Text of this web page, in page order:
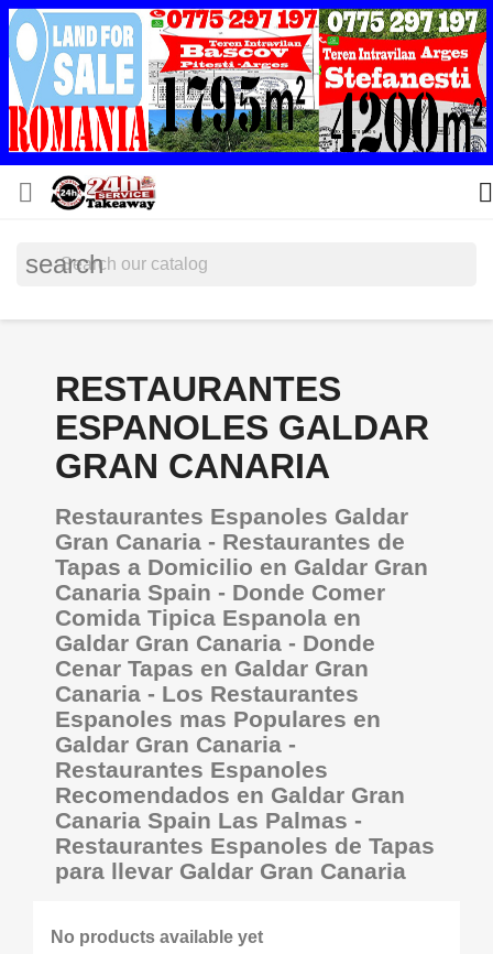
 
search
RESTAURANTES
ESPANOLES GALDAR
GRAN CANARIA
Restaurantes Espanoles Galdar
Gran Canaria - Restaurantes de
Tapas a Domicilio en Galdar Gran
Canaria Spain - Donde Comer
Comida Tipica Espanola en
Galdar Gran Canaria - Donde
Cenar Tapas en Galdar Gran
Canaria - Los Restaurantes
Espanoles mas Populares en
Galdar Gran Canaria -
Restaurantes Espanoles
Recomendados en Galdar Gran
Canaria Spain Las Palmas -
Restaurantes Espanoles de Tapas
para llevar Galdar Gran Canaria
No products available yet